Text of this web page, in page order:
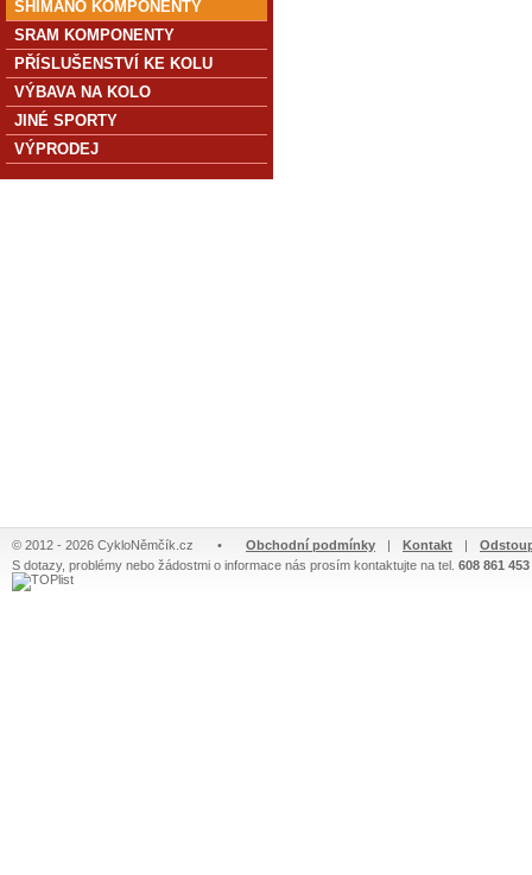
SHIMANO KOMPONENTY
SRAM KOMPONENTY
PŘÍSLUŠENSTVÍ KE KOLU
VÝBAVA NA KOLO
JINÉ SPORTY
VÝPRODEJ
© 2012 - 2026 CykloNěmčík.cz • Obchodní podmínky | Kontakt |
S dotazy, problémy nebo žádostmi o informace nás prosím kontaktujte na tel. 608 861 453